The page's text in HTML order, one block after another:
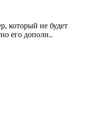
который не будет
его дополн..